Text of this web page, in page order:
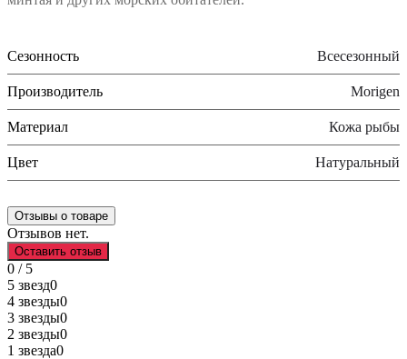
Сезонность Всесезонный
Производитель Morigen
Материал Кожа рыбы
Цвет Натуральный
Отзывы о товаре
Отзывов нет.
Оставить отзыв
0 / 5
5 звезд0
4 звезды0
3 звезды0
2 звезды0
1 звезда0